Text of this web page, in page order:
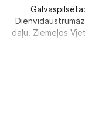
daļu. Ziemeļos